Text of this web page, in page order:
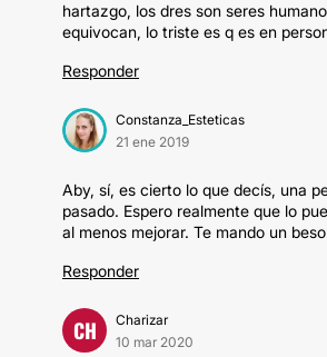
hartazgo, los dres son seres
equivocan, lo triste es q es en
Responder
Constanza_Esteticas
21 ene 2019
Aby, sí, es cierto lo que decís, una
pasado. Espero realmente que lo
al menos mejorar. Te mando un
Responder
CH
Charizar
10 mar 2020